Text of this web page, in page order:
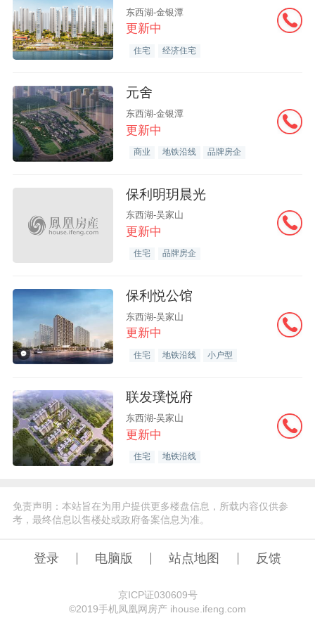
东西湖-金银潭
更新中
住宅 经济住宅
元舍
东西湖-金银潭
更新中
商业 地铁沿线 品牌房企
保利明玥晨光
东西湖-吴家山
更新中
住宅 品牌房企
保利悦公馆
东西湖-吴家山
更新中
住宅 地铁沿线 小户型
联发璞悦府
东西湖-吴家山
更新中
住宅 地铁沿线
免责声明：本站旨在为用户提供更多楼盘信息，所载内容仅供参
考，最终信息以售楼处或政府备案信息为准。
登录 电脑版 站点地图 反馈
京ICP证030609号
©️2019手机凤凰网房产 ihouse.ifeng.com